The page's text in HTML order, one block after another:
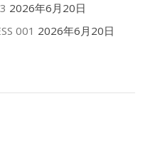
2026年6月20日
001 2026年6月20日